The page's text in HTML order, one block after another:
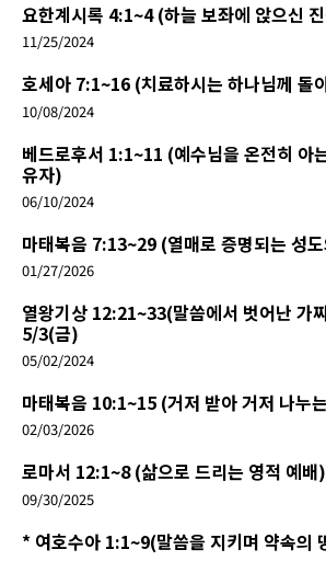
요한계시록 4:1~4 (하늘 보좌에 앉으신
11/25/2024
호세아 7:1~16 (치료하시는 하나님께 돌
10/08/2024
베드로후서 1:1~11 (예수님을 온전히 아
유자)
06/10/2024
마태복음 7:13~29 (열매로 증명되는 성
01/27/2026
열왕기상 12:21~33(말씀에서 벗어난 가
5/3(금)
05/02/2024
마태복음 10:1~15 (거저 받아 거저 나누
02/03/2026
로마서 12:1~8 (삶으로 드리는 영적 예배)
09/30/2025
* 여호수아 1:1~9(말씀을 지키며 약속의